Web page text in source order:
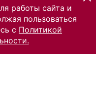
работы сайта и
пользоваться
с Политикой